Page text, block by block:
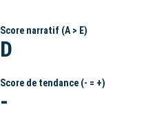
Score narratif (A > E)
D
Score de tendance (- = +)
-